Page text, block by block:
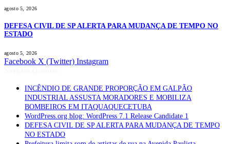
agosto 5, 2026
DEFESA CIVIL DE SP ALERTA PARA MUDANÇA DE TEMPO NO
ESTADO
agosto 5, 2026
Facebook X (Twitter) Instagram
INCÊNDIO DE GRANDE PROPORÇÃO EM GALPÃO
INDUSTRIAL ASSUSTA MORADORES E MOBILIZA
BOMBEIROS EM ITAQUAQUECETUBA
WordPress.org blog: WordPress 7.1 Release Candidate 1
DEFESA CIVIL DE SP ALERTA PARA MUDANÇA DE TEMPO
NO ESTADO